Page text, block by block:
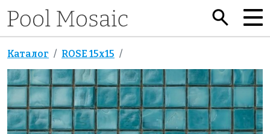
Каталог ROSE 15x15